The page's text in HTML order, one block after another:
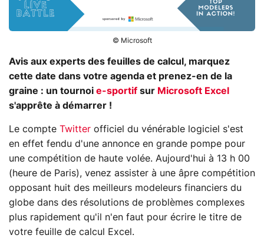
© Microsoft
Avis aux experts des feuilles de calcul, marquez
cette date dans votre agenda et prenez-en de la
graine : un tournoi e-sportif sur Microsoft Excel
s'apprête à démarrer !
Le compte Twitter officiel du vénérable logiciel s'est
en effet fendu d'une annonce en grande pompe pour
une compétition de haute volée. Aujourd'hui à 13 h 00
(heure de Paris), venez assister à une âpre compétition
opposant huit des meilleurs modeleurs financiers du
globe dans des résolutions de problèmes complexes
plus rapidement qu'il n'en faut pour écrire le titre de
votre feuille de calcul Excel.